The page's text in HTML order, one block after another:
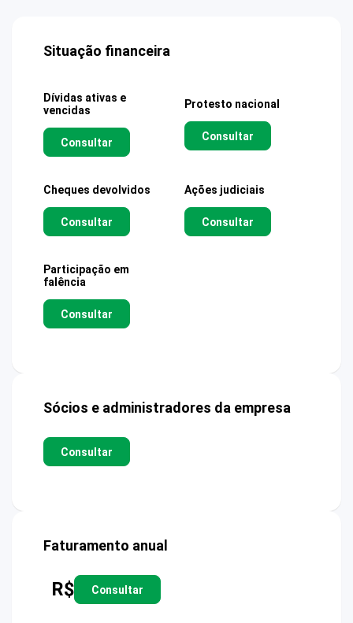
Situação financeira
Dívidas ativas e
vencidas
Consultar
Protesto nacional
Consultar
Cheques devolvidos
Consultar
Ações judiciais
Consultar
Participação em
falência
Consultar
Sócios e administradores da empresa
Consultar
Faturamento anual
R$ Consultar